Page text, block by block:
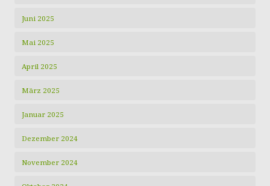
Juni 2025
Mai 2025
April 2025
März 2025
Januar 2025
Dezember 2024
November 2024